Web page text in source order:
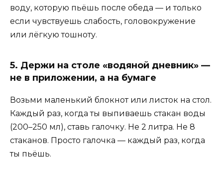
воду, которую пьёшь после обеда — и только
если чувствуешь слабость, головокружение
или лёгкую тошноту.
5. Держи на столе «водяной дневник» —
не в приложении, а на бумаге
Возьми маленький блокнот или листок на стол.
Каждый раз, когда ты выпиваешь стакан воды
(200–250 мл), ставь галочку. Не 2 литра. Не 8
стаканов. Просто галочка — каждый раз, когда
ты пьёшь.